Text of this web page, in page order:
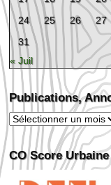
24
25 26 27
31
« Juil
Publications,
Publications,
Annonces…
CO Score Urbaine